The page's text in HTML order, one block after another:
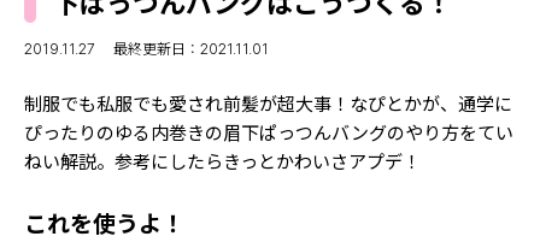
TikTok
Instagram
YouTube
ゲッターズ飯田
2019.11.27 最終更新日：2021.11.01
制服でも私服でも愛され前髪が超大事！なぴとかが、通学に
ぴったりのゆる内巻きの眉下ぱっつんバングのやり方をてい
ねい解説。参考にしたらきっとかわいさアプデ！
これを使うよ！